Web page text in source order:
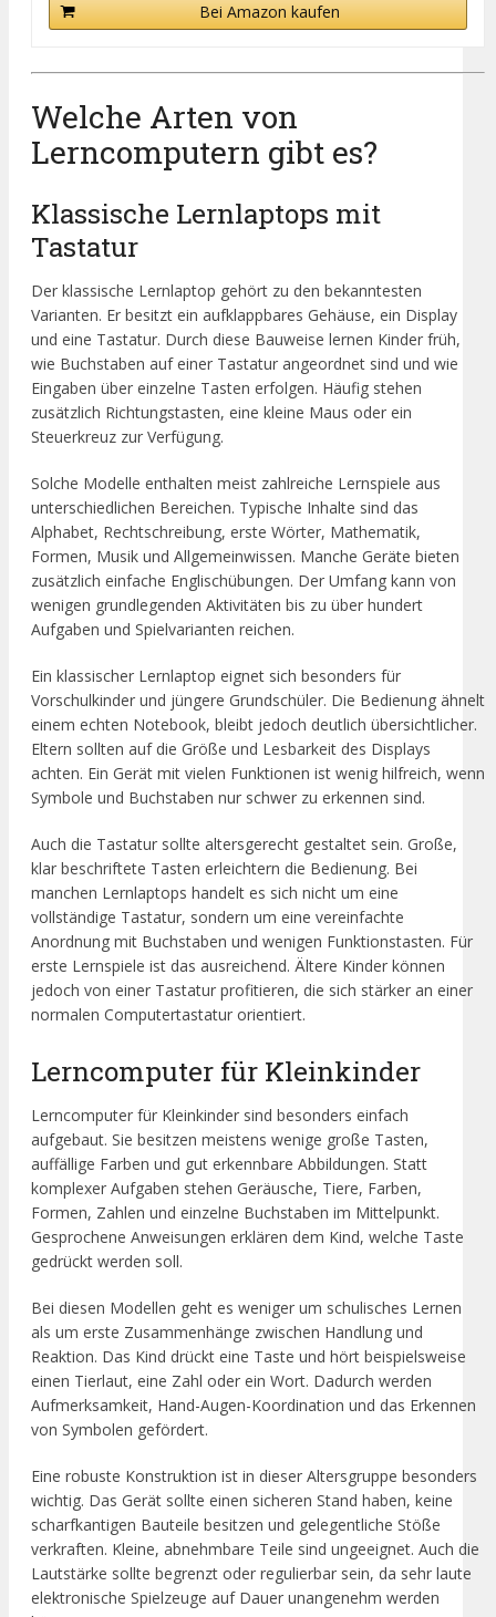
Bei Amazon kaufen
Welche Arten von
Lerncomputern gibt es?
Klassische Lernlaptops mit
Tastatur
Der klassische Lernlaptop gehört zu den bekanntesten
Varianten. Er besitzt ein aufklappbares Gehäuse, ein Display
und eine Tastatur. Durch diese Bauweise lernen Kinder früh,
wie Buchstaben auf einer Tastatur angeordnet sind und wie
Eingaben über einzelne Tasten erfolgen. Häufig stehen
zusätzlich Richtungstasten, eine kleine Maus oder ein
Steuerkreuz zur Verfügung.
Solche Modelle enthalten meist zahlreiche Lernspiele aus
unterschiedlichen Bereichen. Typische Inhalte sind das
Alphabet, Rechtschreibung, erste Wörter, Mathematik,
Formen, Musik und Allgemeinwissen. Manche Geräte bieten
zusätzlich einfache Englischübungen. Der Umfang kann von
wenigen grundlegenden Aktivitäten bis zu über hundert
Aufgaben und Spielvarianten reichen.
Ein klassischer Lernlaptop eignet sich besonders für
Vorschulkinder und jüngere Grundschüler. Die Bedienung ähnelt
einem echten Notebook, bleibt jedoch deutlich übersichtlicher.
Eltern sollten auf die Größe und Lesbarkeit des Displays
achten. Ein Gerät mit vielen Funktionen ist wenig hilfreich, wenn
Symbole und Buchstaben nur schwer zu erkennen sind.
Auch die Tastatur sollte altersgerecht gestaltet sein. Große,
klar beschriftete Tasten erleichtern die Bedienung. Bei
manchen Lernlaptops handelt es sich nicht um eine
vollständige Tastatur, sondern um eine vereinfachte
Anordnung mit Buchstaben und wenigen Funktionstasten. Für
erste Lernspiele ist das ausreichend. Ältere Kinder können
jedoch von einer Tastatur profitieren, die sich stärker an einer
normalen Computertastatur orientiert.
Lerncomputer für Kleinkinder
Lerncomputer für Kleinkinder sind besonders einfach
aufgebaut. Sie besitzen meistens wenige große Tasten,
auffällige Farben und gut erkennbare Abbildungen. Statt
komplexer Aufgaben stehen Geräusche, Tiere, Farben,
Formen, Zahlen und einzelne Buchstaben im Mittelpunkt.
Gesprochene Anweisungen erklären dem Kind, welche Taste
gedrückt werden soll.
Bei diesen Modellen geht es weniger um schulisches Lernen
als um erste Zusammenhänge zwischen Handlung und
Reaktion. Das Kind drückt eine Taste und hört beispielsweise
einen Tierlaut, eine Zahl oder ein Wort. Dadurch werden
Aufmerksamkeit, Hand-Augen-Koordination und das Erkennen
von Symbolen gefördert.
Eine robuste Konstruktion ist in dieser Altersgruppe besonders
wichtig. Das Gerät sollte einen sicheren Stand haben, keine
scharfkantigen Bauteile besitzen und gelegentliche Stöße
verkraften. Kleine, abnehmbare Teile sind ungeeignet. Auch die
Lautstärke sollte begrenzt oder regulierbar sein, da sehr laute
elektronische Spielzeuge auf Dauer unangenehm werden